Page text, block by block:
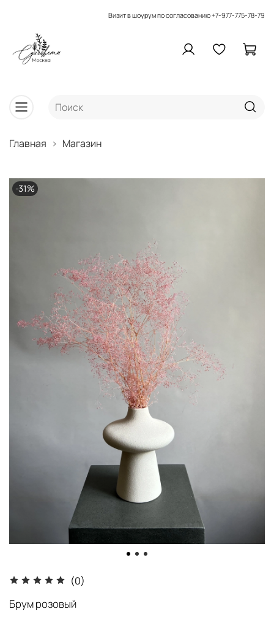
Визит в шоурум по согласованию+7-977-775-78-79
Главная Магазин
-31%
(0)
Брум розовый